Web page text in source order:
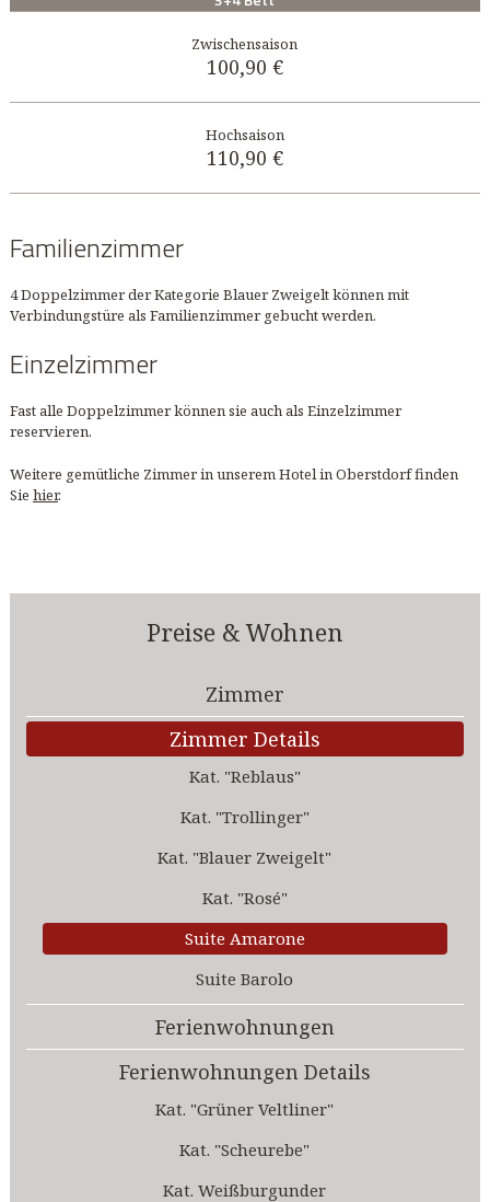
100,90 €
110,90 €
Familienzimmer
4 Doppelzimmer der Kategorie Blauer Zweigelt können mit
Verbindungstüre als Familienzimmer gebucht werden.
Einzelzimmer
Fast alle Doppelzimmer können sie auch als Einzelzimmer
reservieren.
Weitere gemütliche Zimmer in unserem Hotel in Oberstdorf finden
Sie hier.
Preise & Wohnen
Zimmer
Zimmer Details
Kat. "Reblaus"
Kat. "Trollinger"
Kat. "Blauer Zweigelt"
Kat. "Rosé"
Suite Amarone
Suite Barolo
Ferienwohnungen
Ferienwohnungen Details
Kat. "Grüner Veltliner"
Kat. "Scheurebe"
Kat. Weißburgunder